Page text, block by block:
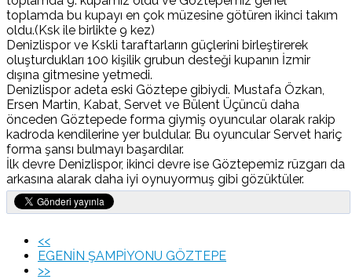
toplamda bu kupayı en çok müzesine götüren ikinci takım
oldu.(Ksk ile birlikte 9 kez)
Denizlispor ve Kskli taraftarların güçlerini birleştirerek
oluşturdukları 100 kişilik grubun desteği kupanın İzmir
dışına gitmesine yetmedi.
Denizlispor adeta eski Göztepe gibiydi. Mustafa Özkan,
Ersen Martin, Kabat, Servet ve Bülent Üçüncü daha
önceden Göztepede forma giymiş oyuncular olarak rakip
kadroda kendilerine yer buldular. Bu oyuncular Servet hariç
forma şansı bulmayı başardılar.
İlk devre Denizlispor, ikinci devre ise Göztepemiz rüzgarı da
arkasına alarak daha iyi oynuyormuş gibi gözüktüler.
<<
EGENİN ŞAMPİYONU GÖZTEPE
>>